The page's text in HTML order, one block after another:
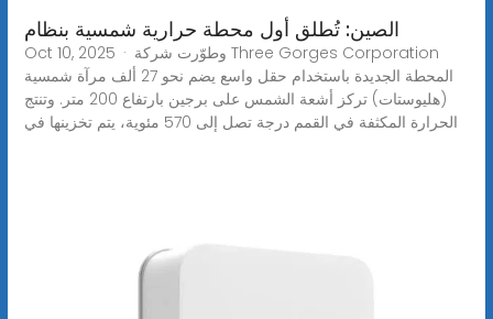
الصين: تُطلق أول محطة حرارية شمسية بنظام
Oct 10, 2025 · وطوّرت شركة Three Gorges Corporation
المحطة الجديدة باستخدام حقل واسع يضم نحو 27 ألف مرآة شمسية
(هليوستات) تركز أشعة الشمس على برجين بارتفاع 200 متر. وتنتج
الحرارة المكثفة في القمم درجة تصل إلى 570 مئوية، يتم تخزينها في